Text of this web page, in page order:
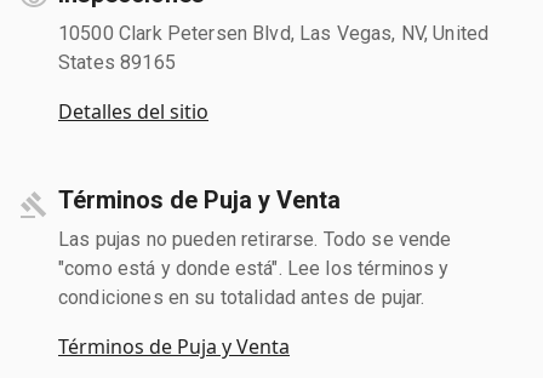
10500 Clark Petersen Blvd, Las Vegas, NV, United
States 89165
Detalles del sitio
Términos de Puja y Venta
Las pujas no pueden retirarse. Todo se vende
"como está y donde está". Lee los términos y
condiciones en su totalidad antes de pujar.
Términos de Puja y Venta